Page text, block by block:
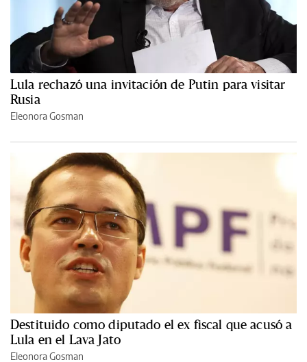
Lula rechazó una invitación de Putin para visitar
Rusia
Eleonora Gosman
Destituido como diputado el ex fiscal que acusó a
Lula en el Lava Jato
Eleonora Gosman